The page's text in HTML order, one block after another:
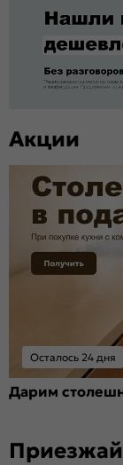
Акции
Осталось 24 дня
Дарим